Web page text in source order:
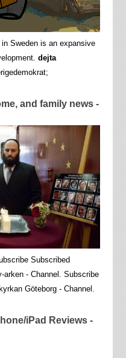
Sweden is an expansive
dejta
and family news -
Subscribed
arken - Channel. Subscribe
Göteborg - Channel.
iPad Reviews -